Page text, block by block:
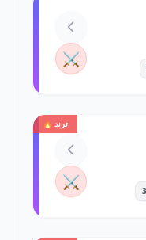
⚔️
ترند 🔥
⚔️